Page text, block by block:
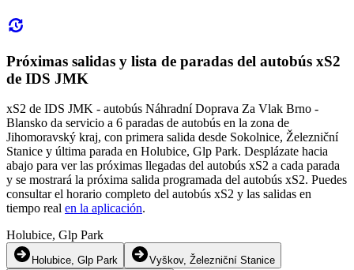
Próximas salidas y lista de paradas del autobús xS2
de IDS JMK
xS2 de IDS JMK - autobús Náhradní Doprava Za Vlak Brno -
Blansko da servicio a 6 paradas de autobús en la zona de
Jihomoravský kraj, con primera salida desde Sokolnice, Železniční
Stanice y última parada en Holubice, Glp Park. Desplázate hacia
abajo para ver las próximas llegadas del autobús xS2 a cada parada
y se mostrará la próxima salida programada del autobús xS2. Puedes
consultar el horario completo del autobús xS2 y las salidas en
tiempo real en la aplicación.
Holubice, Glp Park
Holubice, Glp Park Vyškov, Železniční Stanice